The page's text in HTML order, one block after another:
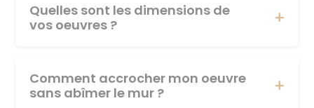
Quelles sont les dimensions de
vos oeuvres ?
Comment accrocher mon oeuvre
sans abîmer le mur ?